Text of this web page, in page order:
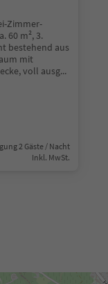
Zimmer-
60 m², 3.
bestehend aus
mit
voll ausg...
2 Gäste / Nacht
Inkl. MwSt.